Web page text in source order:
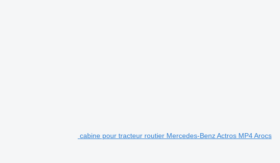
cabine pour tracteur routier Mercedes-Benz Actros MP4 Arocs